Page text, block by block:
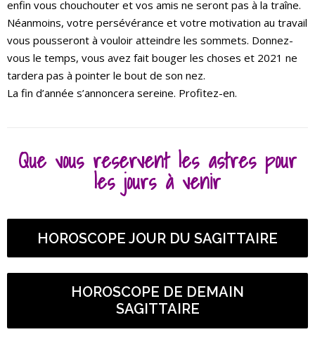
enfin vous chouchouter et vos amis ne seront pas à la traîne.
Néanmoins, votre persévérance et votre motivation au travail
vous pousseront à vouloir atteindre les sommets. Donnez-
vous le temps, vous avez fait bouger les choses et 2021 ne
tardera pas à pointer le bout de son nez.
La fin d’année s’annoncera sereine. Profitez-en.
Que vous reservent les astres pour
les jours à venir
HOROSCOPE JOUR DU SAGITTAIRE
HOROSCOPE DE DEMAIN
SAGITTAIRE